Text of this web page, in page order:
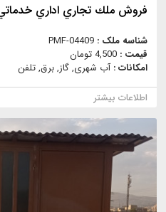
فروش ملك تجاري اداري
شناسه ملک : PMF-04409
قیمت : 4,500 تومان
امکانات :آب شهری, گاز, برق, تلفن
اطلاعات بیشتر